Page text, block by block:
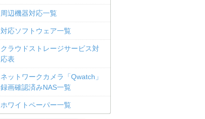
周辺機器対応一覧
対応ソフトウェア一覧
クラウドストレージサービス対
応表
ネットワークカメラ「Qwatch」
録画確認済みNAS一覧
ホワイトペーパー一覧